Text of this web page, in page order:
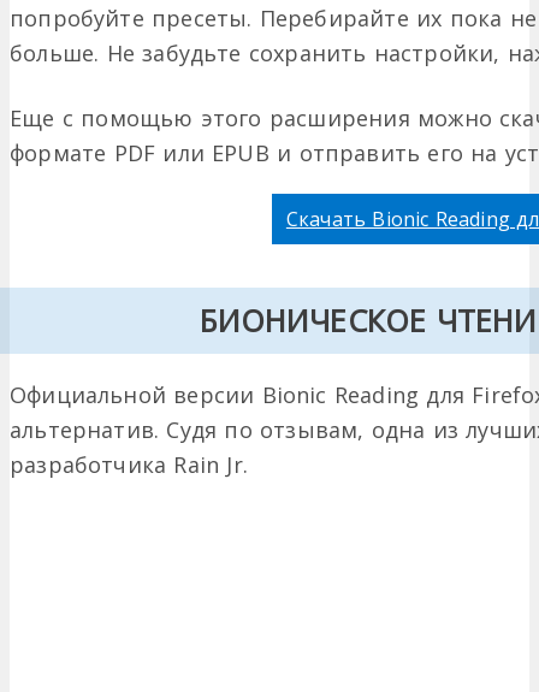
попробуйте пресеты. Перебирайте их пока
больше. Не забудьте сохранить настройки,
Еще с помощью этого расширения можно
формате PDF или EPUB и отправить его на
Скачать Bionic Reading
БИОНИЧЕСКОЕ ЧТЕНИЕ
Официальной версии Bionic Reading для
альтернатив. Судя по отзывам, одна из
разработчика Rain Jr.